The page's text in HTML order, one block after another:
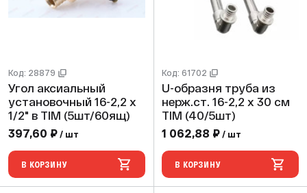
Код: 28879
Угол аксиальный
установочный 16-2,2 х
1/2" в TIM (5шт/60ящ)
397,60 ₽ / шт
В КОРЗИНУ
Код: 61702
U-образня труба из
нерж.ст. 16-2,2 х 30 см
TIM (40/5шт)
1 062,88 ₽ / шт
В КОРЗИНУ